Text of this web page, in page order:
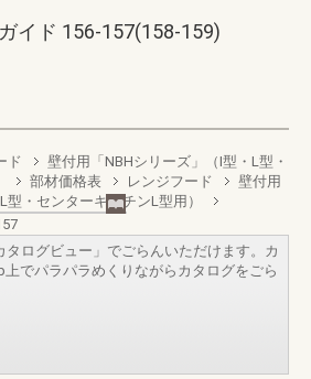
イド 156-157(158-159)
ド
壁付用「NBHシリーズ」（I型・L型・
部材価格表 レンジフード
壁付用
型・センターキッチンL型用）
タログビュー」でごらんいただけます。カ
でパラパラめくりながらカタログをごら